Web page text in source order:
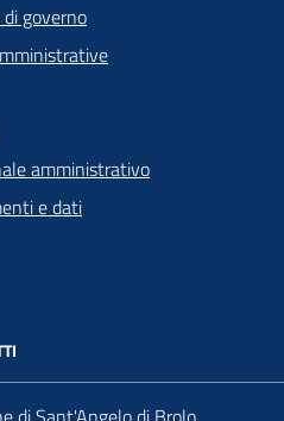
governo
amministrativo
e dati